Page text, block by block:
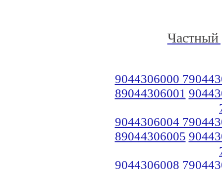
Частный
9044306000
89044306001
9044306004
89044306005
9044306008